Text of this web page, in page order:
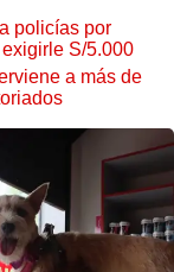
policías por
S/5.000
a más de